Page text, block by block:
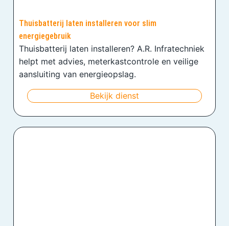
Thuisbatterij laten installeren voor slim
energiegebruik
Thuisbatterij laten installeren? A.R. Infratechniek
helpt met advies, meterkastcontrole en veilige
aansluiting van energieopslag.
Bekijk dienst